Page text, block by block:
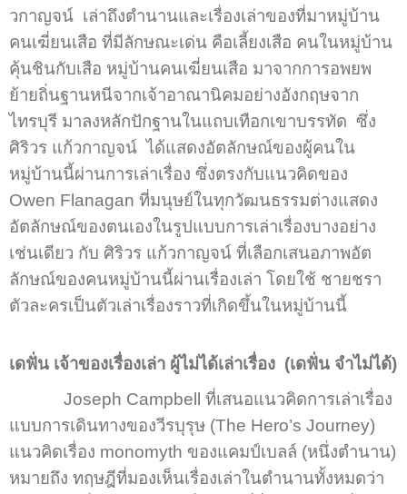
วกาญจน์ เล่าถึงตำนานและเรื่องเล่าของที่มาหมู่บ้าน
คนเฆี่ยนเสือ ที่มีลักษณะเด่น คือเลี้ยงเสือ คนในหมู่บ้าน
คุ้นชินกับเสือ หมู่บ้านคนเฆี่ยนเสือ มาจากการอพยพ
ย้ายถิ่นฐานหนีจากเจ้าอาณานิคมอย่างอังกฤษจาก
ไทรบุรี มาลงหลักปักฐานในแถบเทือกเขาบรรทัด ซึ่ง
ศิริวร แก้วกาญจน์ ได้แสดงอัตลักษณ์ของผู้คนใน
หมู่บ้านนี้ผ่านการเล่าเรื่อง ซึ่งตรงกับแนวคิดของ
Owen Flanagan ที่มนุษย์ในทุกวัฒนธรรมต่างแสดง
อัตลักษณ์ของตนเองในรูปแบบการเล่าเรื่องบางอย่าง
เช่นเดียว กับ ศิริวร แก้วกาญจน์ ที่เลือกเสนอภาพอัต
ลักษณ์ของคนหมู่บ้านนี้ผ่านเรื่องเล่า โดยใช้ ชายชรา
ตัวละครเป็นตัวเล่าเรื่องราวที่เกิดขึ้นในหมู่บ้านนี้
เดฟั่น เจ้าของเรื่องเล่า ผู้ไม่ได้เล่าเรื่อง (เดฟั่น จำไม่ได้)
Joseph Campbell ที่เสนอแนวคิดการเล่าเรื่อง
แบบการเดินทางของวีรบุรุษ (The Hero’s Journey)
แนวคิดเรื่อง monomyth ของแคมป์เบลล์ (หนึ่งตำนาน)
หมายถึง ทฤษฎีที่มองเห็นเรื่องเล่าในตำนานทั้งหมดว่า